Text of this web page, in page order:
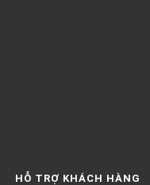
HỖ TRỢ KHÁCH HÀNG